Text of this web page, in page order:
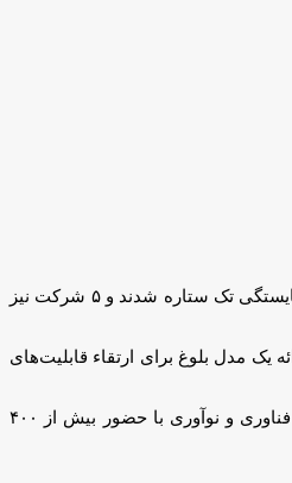
هشتمین جایزه مدیریت فناوری و نوآوری در حالی به ایستگاه آخر رسید که دو شرکت برای اولین بار موفق به دریافت تندیس سیمین و برنزی و یک شرکت موفق به کسب سطح شایستگی تک ستاره شدند و ۵ شرکت نیز
یک مدل بلوغ برای ارتقاء قابلیت‌های
و طراحی اکوسیستم مناسب برای توسعه فناوری و نوآوری در کشور طراحی شده است. تاکنون ۷ دوره جایزه ملی مدیریت فناوری و نوآوری با حضور بیش از ۴۰۰